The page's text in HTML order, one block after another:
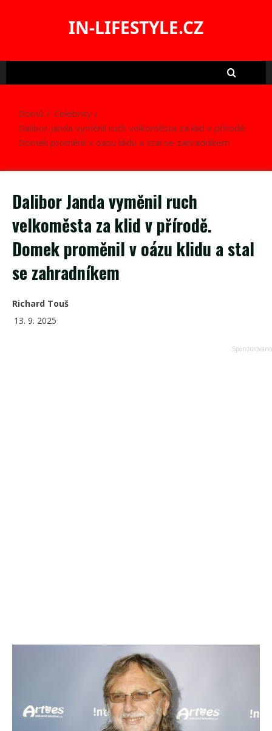
IN-LIFESTYLE.CZ
Domů
Celebrity
Dalibor Janda vyměnil ruch velkoměsta za klid v přírodě.
Domek proměnil v oázu klidu a stal se zahradníkem
Dalibor Janda vyměnil ruch
velkoměsta za klid v přírodě.
Domek proměnil v oázu klidu a stal
se zahradníkem
Richard Touš
13. 9. 2025